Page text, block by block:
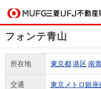
買いたい
売りたい
フォンテ青山
所在地 東京都港区南
交通 東京メトロ銀座